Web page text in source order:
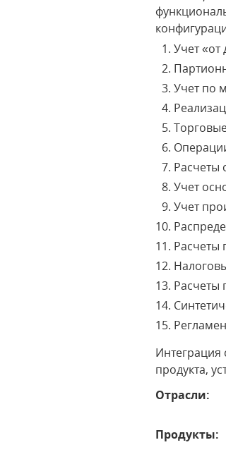
Учет
Учет по
Расчеты
Учет
Учет
Расчеты
Расчеты
Интеграция
продукта,
Отрасли:
Продукты: